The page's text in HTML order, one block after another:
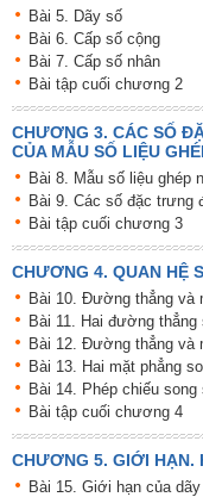
Bài 5. Dãy số
Bài 6. Cấp số cộng
Bài 7. Cấp số nhân
Bài tập cuối chương 2
CHƯƠNG 3. CÁC SỐ
CỦA MẪU SỐ LIỆU
Bài 8. Mẫu số liệu ghép
Bài 9. Các số đặc trưng
Bài tập cuối chương 3
CHƯƠNG 4. QUAN HỆ
Bài 10. Đường thẳng và
Bài 11. Hai đường thẳng
Bài 12. Đường thẳng và
Bài 13. Hai mặt phẳng
Bài 14. Phép chiếu song
Bài tập cuối chương 4
CHƯƠNG 5. GIỚI HẠN.
Bài 15. Giới hạn của